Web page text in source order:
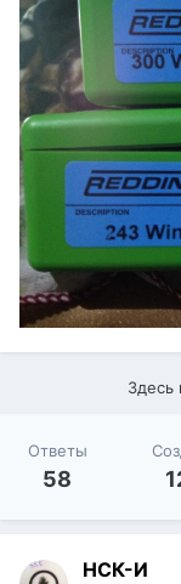
Здесь
Ответы
58
НСК-И